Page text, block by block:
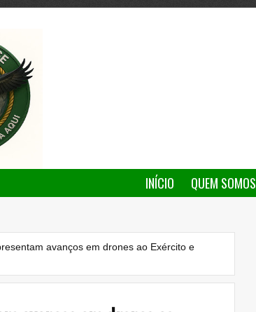
INÍCIO QUEM SOMOS
avanços em drones ao Exército e